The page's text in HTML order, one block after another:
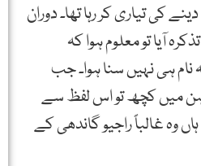
کی تیاری کر رہا تھا۔ دوران
آیا تو معلوم ہوا کہ
ہی نہیں سنا ہوا۔ جب
میں کچھ تو اس لفظ سے
ہاں وہ غالباً راجیو گاندھی کے